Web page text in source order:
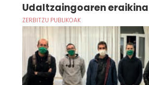
Udaltzaingoaren
ZERBITZU PUBLIKOAK